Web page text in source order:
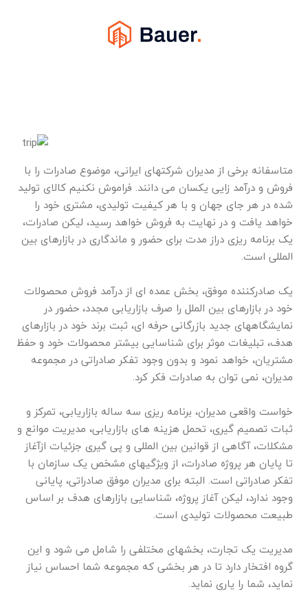
متاسفانه برخی از مدیران شرکتهای ایرانی،‌ موضوع صادرات را با
فروش و درآمد زایی یکسان می دانند. فراموش نکنیم کالای تولید
شده در هر جای جهان و با هر کیفیت تولیدی، مشتری خود را
خواهد یافت و در نهایت به فروش خواهد رسید، لیکن صادرات،
یک برنامه ریزی دراز مدت برای حضور و ماندگاری در بازارهای بین
المللی است.
یک صادرکننده موفق، بخش عمده ای از درآمد فروش محصولات
خود در بازارهای بین الملل را صرف بازاریابی مجدد، حضور در
نمایشگاههای جدید بازرگانی حرفه ای، ثبت برند خود در بازارهای
هدف، تبلیغات موثر برای شناسایی بیشتر محصولات خود و حفظ
مشتریان، خواهد نمود و بدون وجود تفکر صادراتی در مجموعه
مدیران، نمی توان به صادرات فکر کرد.
خواست واقعی مدیران، برنامه ریزی سه ساله بازاریابی، تمرکز و
ثبات تصمیم گیری، تحمل هزینه های بازاریابی، مدیریت موانع و
مشکلات، آگاهی از قوانین بین المللی و پی گیری جزئیات ازآغاز
تا پایان هر پروژه صادرات، از ویژگیهای مشخص یک سازمان با
تفکر صادراتی است. البته برای مدیران موفق صادراتی، پایانی
وجود ندارد، لیکن آغاز پروژه، شناسایی بازارهای هدف بر اساس
طبیعت محصولات تولیدی است.
مدیریت یک تجارت، بخشهای مختلفی را شامل می شود و این
گروه افتخار دارد تا در هر بخشی که مجموعه شما احساس نیاز
نماید، شما را یاری نماید.